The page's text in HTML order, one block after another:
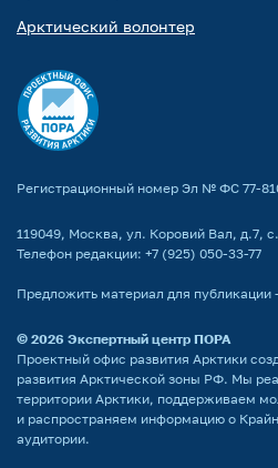
Арктический волонтер
Регистрационный номер Эл № ФС 77-
119049, Москва, ул. Коровий Вал, д.7,
Телефон редакции: +7 (925) 050-33-77
Предложить материал для публикации
© 2026 Экспертный центр ПОРА
Проектный офис развития Арктики
развития Арктической зоны РФ. Мы
территории Арктики, поддерживаем
и распространяем информацию о
аудитории.